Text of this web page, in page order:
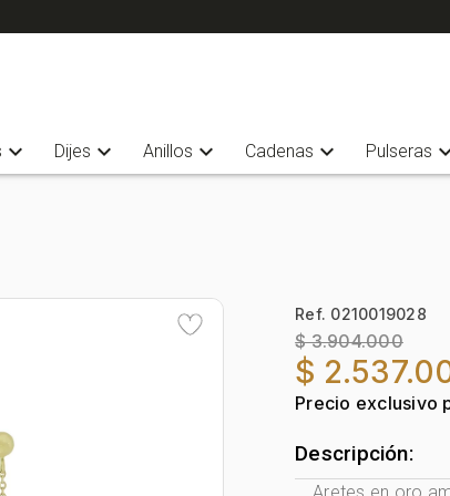
expand_more Dijes expand_more Anillos expand_more Cadenas expand_more Pulseras
Ref. 0210019028
$ 3.904.000
$
Precio exclusivo
Descripción: